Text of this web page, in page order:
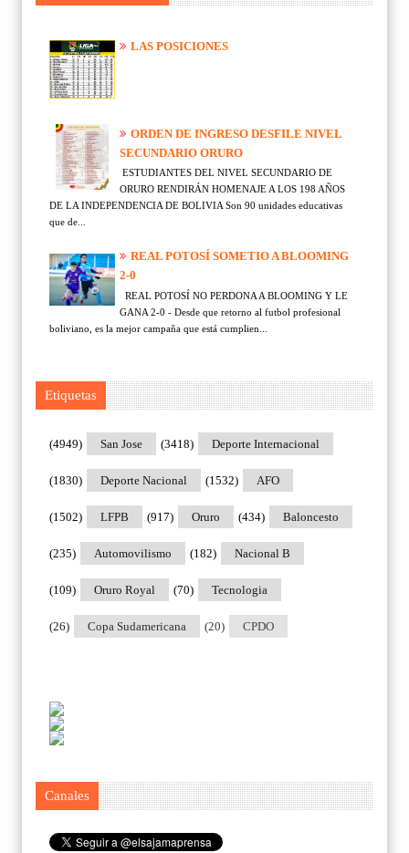
LAS POSICIONES
ORDEN DE INGRESO DESFILE NIVEL
SECUNDARIO ORURO
ESTUDIANTES DEL NIVEL SECUNDARIO DE
ORURO RENDIRÁN HOMENAJE A LOS 198 AÑOS
DE LA INDEPENDENCIA DE BOLIVIA Son 90 unidades educativas
que de...
REAL POTOSÍ SOMETIO A BLOOMING
2-0
REAL POTOSÍ NO PERDONA A BLOOMING Y LE
GANA 2-0 - Desde que retorno al futbol profesional
boliviano, es la mejor campaña que está cumplien...
Etiquetas
San Jose
(4949) Deporte Internacional
(3418)
Deporte Nacional
(1830) AFO
(1532)
LFPB
(1502) Oruro
(917) Baloncesto
(434)
Automovilismo
(235) Nacional B
(182)
Oruro Royal
(109) Tecnologia
(70)
Copa Sudamericana
(26) CPDO
(20)
Canales